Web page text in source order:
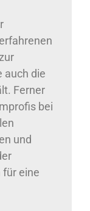
auch die
Ferner
bei
und
eine